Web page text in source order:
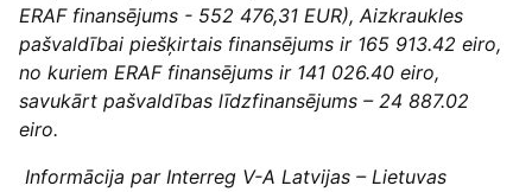
ERAF finansējums - 552 476,31 EUR), Aizkraukles
pašvaldībai piešķirtais finansējums ir 165 913.42 eiro,
no kuriem ERAF finansējums ir 141 026.40 eiro,
savukārt pašvaldības līdzfinansējums – 24 887.02
eiro.
Informācija par Interreg V-A Latvijas – Lietuvas